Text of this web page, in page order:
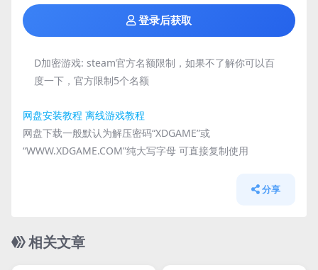
登录后获取
D加密游戏: steam官方名额限制，如果不了解你可以百
度一下，官方限制5个名额
网盘安装教程 离线游戏教程
网盘下载一般默认为解压密码“XDGAME”或
“WWW.XDGAME.COM”纯大写字母 可直接复制使用
分享
相关文章